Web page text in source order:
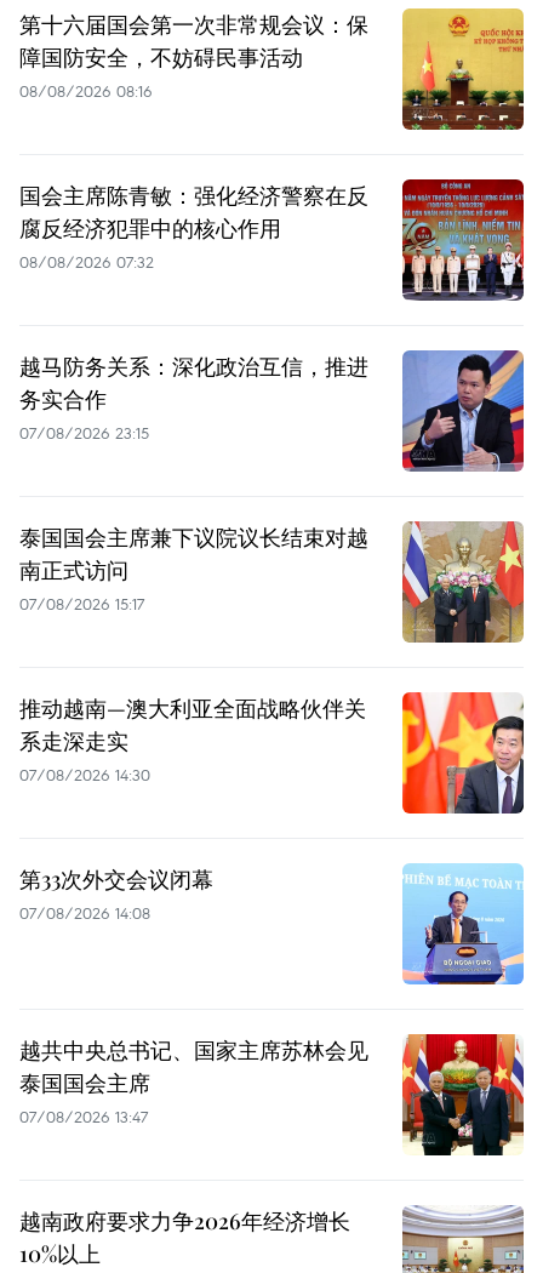
第十六届国会第一次非常规会议：保
障国防安全，不妨碍民事活动
08/08/2026 08:16
国会主席陈青敏：强化经济警察在反
腐反经济犯罪中的核心作用
08/08/2026 07:32
越马防务关系：深化政治互信，推进
务实合作
07/08/2026 23:15
泰国国会主席兼下议院议长结束对越
南正式访问
07/08/2026 15:17
推动越南—澳大利亚全面战略伙伴关
系走深走实
07/08/2026 14:30
第33次外交会议闭幕
07/08/2026 14:08
越共中央总书记、国家主席苏林会见
泰国国会主席
07/08/2026 13:47
越南政府要求力争2026年经济增长
10%以上